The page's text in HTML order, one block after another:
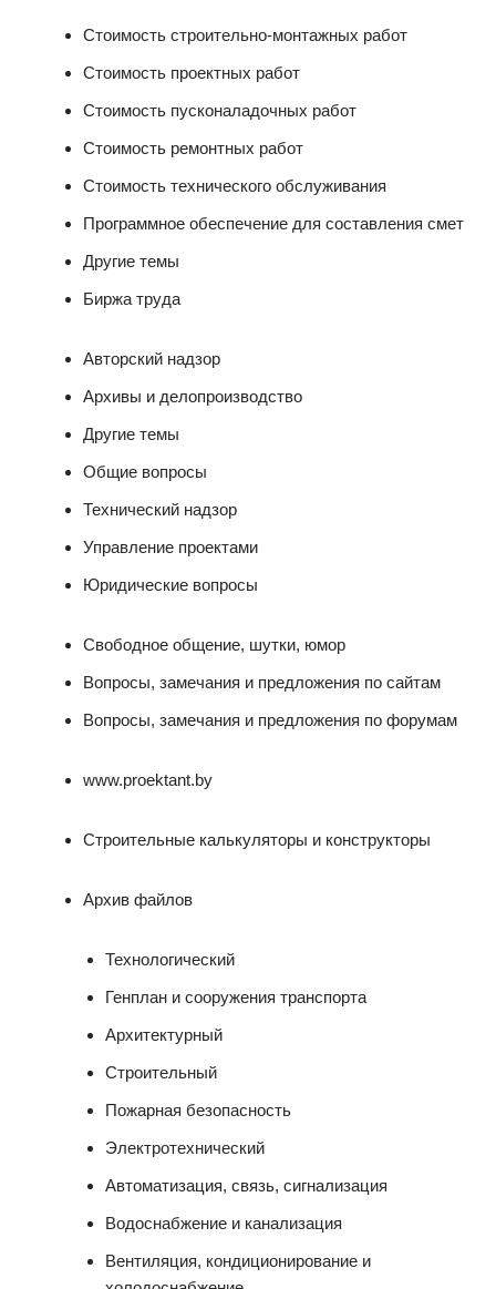
Стоимость строительно-монтажных работ
Стоимость проектных работ
Стоимость пусконаладочных работ
Стоимость ремонтных работ
Стоимость технического обслуживания
Программное обеспечение для составления смет
Другие темы
Биржа труда
Авторский надзор
Архивы и делопроизводство
Другие темы
Общие вопросы
Технический надзор
Управление проектами
Юридические вопросы
Свободное общение, шутки, юмор
Вопросы, замечания и предложения по сайтам
Вопросы, замечания и предложения по форумам
www.proektant.by
Строительные калькуляторы и конструкторы
Архив файлов
Технологический
Генплан и сооружения транспорта
Архитектурный
Строительный
Пожарная безопасность
Электротехнический
Автоматизация, связь, сигнализация
Водоснабжение и канализация
Вентиляция, кондиционирование и